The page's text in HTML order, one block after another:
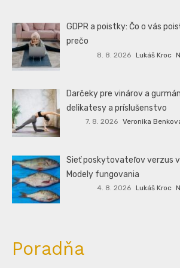
GDPR a poistky: Čo o vás
prečo
8. 8. 2026 Lukáš Kroc
Darčeky pre vinárov a
delikatesy a príslušenstvo
7. 8. 2026 Veronika
Sieť poskytovateľov verzus
Modely fungovania
4. 8. 2026 Lukáš Kroc
Poradňa